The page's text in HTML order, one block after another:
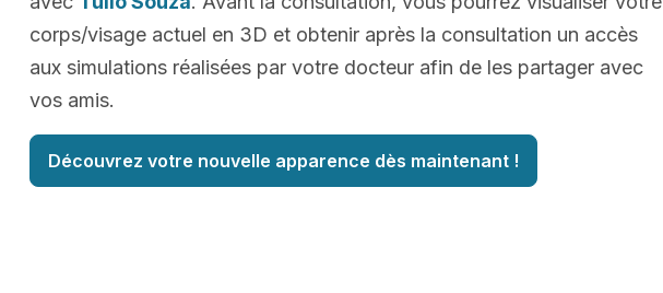
corps/visage actuel en 3D et obtenir après la consultation un accès
aux simulations réalisées par votre docteur afin de les partager avec
vos amis.
Découvrez votre nouvelle apparence dès maintenant !